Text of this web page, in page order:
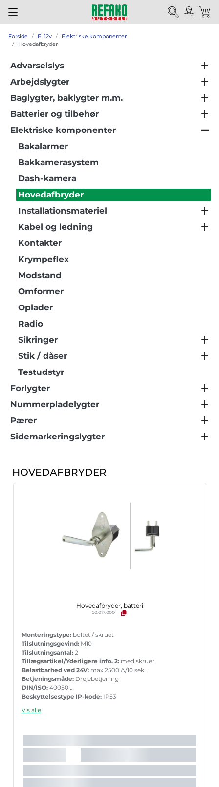
Forside El 12v
Elektriske komponenter
Hovedafbryder
Advarselslys
Arbejdslygter
Baglygter, baklygter m.m.
Batterier og tilbehør
Elektriske komponenter
Bakalarmer
Bakkamerasystem
Dash-kamera
Hovedafbryder
Installationsmateriel
Kabel og ledning
Kontakter
Krympeflex
Modstand
Omformer
Oplader
Radio
Sikringer
Stik / dåser
Testudstyr
Forlygter
Nummerpladelygter
Pærer
Sidemarkeringslygter
HOVEDAFBRYDER
Hovedafbryder, batteri
50.017.000
Monteringstype:boltet / skruet
Tilslutningsgevind:M10
Tilslutningsantal:2
Tillægsartikel/Yderligere info. 2:med skruer
Belastbarhed ved 24V:max 2500 A/10 sek.
Betjeningsmåde:Drejebetjening
DIN/ISO:40050
Beskyttelsestype IP-kode:IP53
Gevindstigning [mm]:
Vis alle